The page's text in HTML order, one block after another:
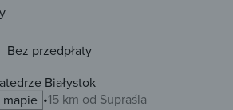
Bez przedpłaty
Białystok
mapie 15 km od Supraśla